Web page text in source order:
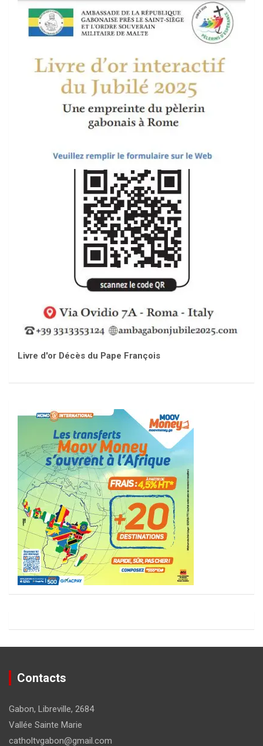
Livre d'or Décès du Pape François
Contacts
Gabon, Libreville, 2684
Vallée Sainte Marie
catholtvgabon@gmail.com